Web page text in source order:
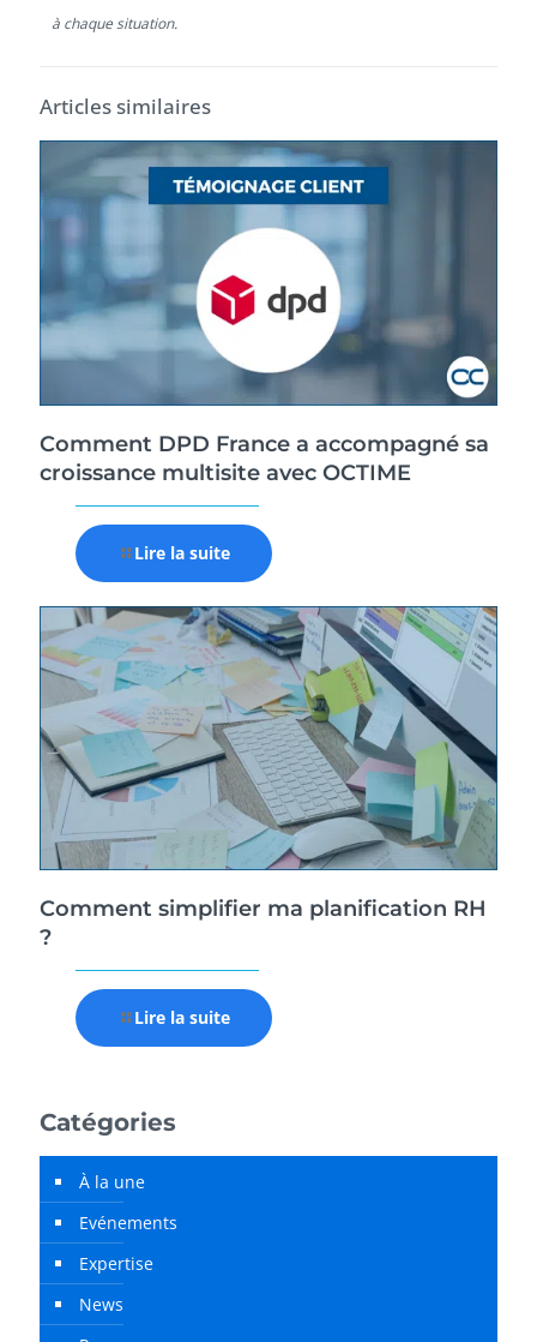
à chaque situation.
Articles similaires
Comment DPD France a accompagné sa
croissance multisite avec OCTIME
Lire la suite
Comment simplifier ma planification RH
?
Lire la suite
Catégories
À la une
Evénements
Expertise
News